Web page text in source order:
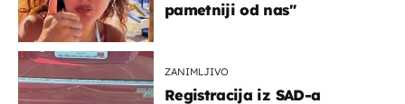
pametniji od nas"
ZANIMLJIVO
Registracija iz SAD-a